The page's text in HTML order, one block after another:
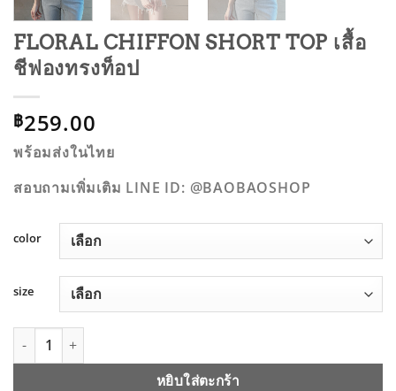
FLORAL CHIFFON SHORT TOP เสื้อ
ชีฟองทรงท็อป
฿259.00
พร้อมส่งในไทย
สอบถามเพิ่มเติม LINE ID: @BAOBAOSHOP
color
size
หยิบใส่ตะกร้า